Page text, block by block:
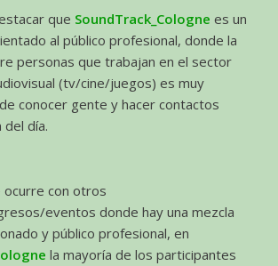
que SoundTrack_Cologne es un
al público profesional, donde la
personas que trabajan en el sector
(tv/cine/juegos) es muy
conocer gente y hacer contactos
día.
ocurre con otros
eventos donde hay una mezcla
y público profesional, en
la mayoría de los participantes